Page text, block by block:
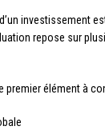
investissement
repose sur
premier élément à